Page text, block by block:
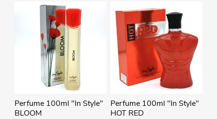
Perfume 100ml "In Style"
BLOOM
Perfume 100ml "In Style"
HOT RED